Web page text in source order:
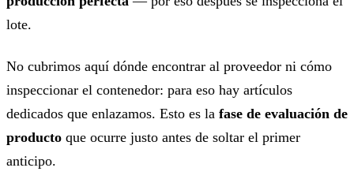
lote.
No cubrimos aquí dónde encontrar al proveedor ni cómo
inspeccionar el contenedor: para eso hay artículos
dedicados que enlazamos. Esto es la fase de evaluación de
producto que ocurre justo antes de soltar el primer
anticipo.